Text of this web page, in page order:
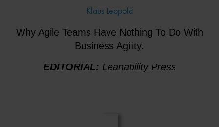
Klaus Leopold
Why Agile Teams Have Nothing To Do With
Business Agility.
EDITORIAL: Leanability Press